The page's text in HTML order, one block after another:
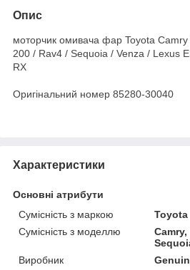
Опис
моторчик омивача фар Toyota
200 / Rav4 / Sequoia / Venza / Lexus
RX
Оригінальний номер 85280-30040
Характеристики
Основні атрибути
Сумісність з маркою
Toyota
Сумісність з моделлю
Виробник